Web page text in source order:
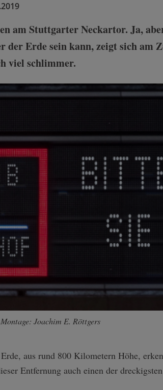
am Stuttgarter Neckartor. Ja,
der Erde sein kann, zeigt sich am
viel schlimmer.
Joachim E. Röttgers
aus rund 800 Kilometern Höhe,
Entfernung auch einen der